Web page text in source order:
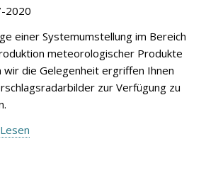
2020
einer Systemumstellung im Bereich
meteorologischer Produkte
wir die Gelegenheit ergriffen Ihnen
zur Verfügung zu